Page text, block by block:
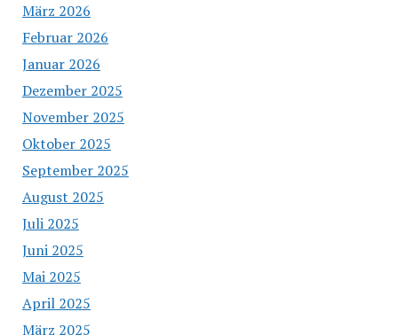
März 2026
Februar 2026
Januar 2026
Dezember 2025
November 2025
Oktober 2025
September 2025
August 2025
Juli 2025
Juni 2025
Mai 2025
April 2025
März 2025